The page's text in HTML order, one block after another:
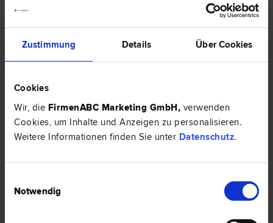
Zustimmung Details Über Cookies
Cookies
Wir, die FirmenABC Marketing GmbH, verwenden
Cookies, um Inhalte und Anzeigen zu personalisieren.
Weitere Informationen finden Sie unter Datenschutz.
Notwendig